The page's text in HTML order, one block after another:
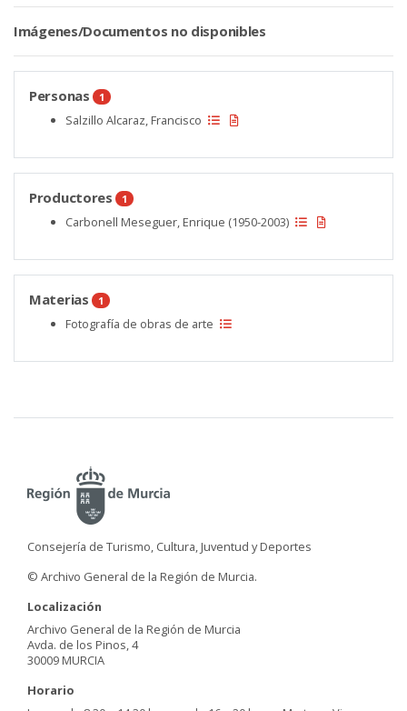
Imágenes/Documentos no disponibles
Personas 1
Salzillo Alcaraz, Francisco
Productores 1
Carbonell Meseguer, Enrique (1950-2003)
Materias 1
Fotografía de obras de arte
Consejería de Turismo, Cultura, Juventud y Deportes
© Archivo General de la Región de Murcia.
Localización
Archivo General de la Región de Murcia
Avda. de los Pinos, 4
30009 MURCIA
Horario